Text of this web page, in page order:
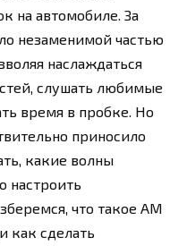
на автомобиле. За
незаменимой частью
наслаждаться
слушать любимые
время в пробке. Но
приносило
какие волны
настроить
что такое AM
как сделать